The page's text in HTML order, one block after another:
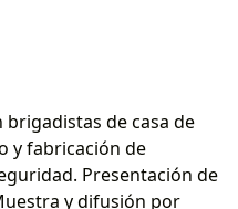
brigadistas de casa de
y fabricación de
Presentación de
y difusión por